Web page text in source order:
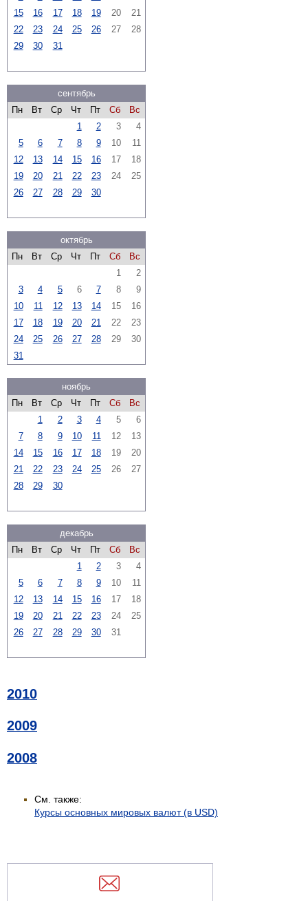
15
16 17 18 19 20
21
22
23 24 25 26 27
28
29
30 31
сентябрь
Пн
Вт Ср Чт Пт Сб
Вс
1
2 3
4
5
6 7 8 9 10
11
12
13 14 15 16 17
18
19
20 21 22 23 24
25
26
27 28 29 30
октябрь
Пн
Вт Ср Чт Пт Сб
Вс
1
2
3
4 5 6 7 8
9
10
11 12 13 14 15
16
17
18 19 20 21 22
23
24
25 26 27 28 29
30
31
ноябрь
Пн
Вт Ср Чт Пт Сб
Вс
1
2 3 4 5
6
7
8 9 10 11 12
13
14
15 16 17 18 19
20
21
22 23 24 25 26
27
28
29 30
декабрь
Пн
Вт Ср Чт Пт Сб
Вс
1
2 3
4
5
6 7 8 9 10
11
12
13 14 15 16 17
18
19
20 21 22 23 24
25
26
27 28 29 30 31
2010
2009
2008
См. также:
Курсы основных мировых валют (в USD)